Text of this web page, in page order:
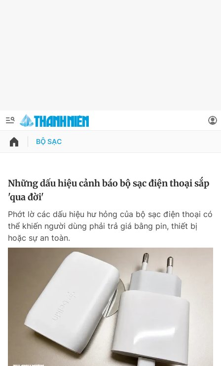
QUẢNG CÁO
Chuyên mục khác
Chào ngày mới Tin 24h
Tin thị trường Tin 360
Video Magazine
Sản phẩm khác
Thông tin tài khoản
Đổi mật khẩu
Tin đã lưu
Tin đã xem
Đăng xuất
BỘ SẠC
Những dấu hiệu cảnh báo bộ sạc điện thoại sắp
'qua đời'
Phớt lờ các dấu hiệu hư hỏng của bộ sạc điện thoại có
thể khiến người dùng phải trả giá bằng pin, thiết bị
hoặc sự an toàn.